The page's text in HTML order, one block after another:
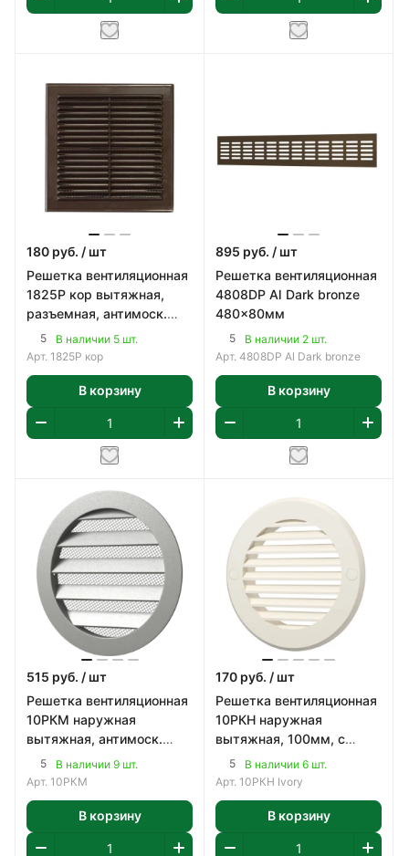
180 руб. / шт
Решетка вентиляционная
1825Р кор вытяжная,
разъемная, антимоск.
сетка, 183x253мм,
пластик, цвет кори
5
В наличии 5 шт.
Арт. 1825Р кор
В корзину
895 руб. / шт
Решетка вентиляционная
4808DP Al Dark bronze
480x80мм
5
В наличии 2 шт.
Арт. 4808DP Al Dark bronze
В корзину
515 руб. / шт
Решетка вентиляционная
10РКМ наружная
вытяжная, антимоск.
сетка, 100мм, с фланцем,
алюминий, цвет се
5
В наличии 9 шт.
Арт. 10РКМ
В корзину
170 руб. / шт
Решетка вентиляционная
10РКН наружная
вытяжная, 100мм, с
фланцем, пластик, цвет
Ivory
5
В наличии 6 шт.
Арт. 10РКН Ivory
В корзину